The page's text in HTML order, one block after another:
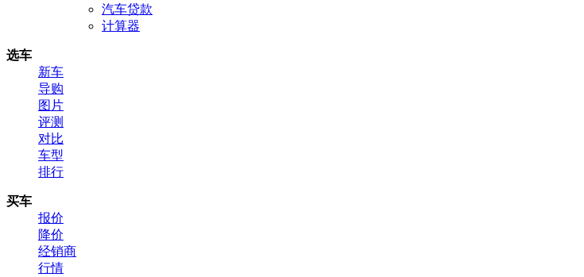
汽车贷款
计算器
选车
新车
导购
图片
评测
对比
车型
排行
买车
报价
降价
经销商
行情